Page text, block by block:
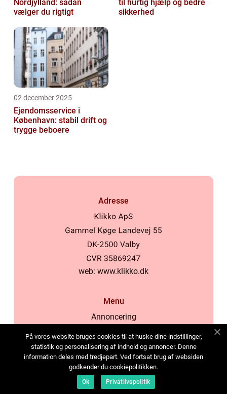
Nordjylland: sådan
vælger du rigtigt
til hurtig hjælp og bedre
sikkerhed
02 december 2025
Ejendomsservice i
København: stabil drift og
trygge beboere
Adresse
web: www.klikko.dk
Menu
Annoncering
Cookies
Kontakt os
Sitemap
På vores website bruges cookies til at huske dine indstillinger,
statistik og personalisering af indhold og annoncer. Denne
information deles med tredjepart. Ved fortsat brug af websiden
godkender du cookiepolitikken.
Ok Privatlivspolitik